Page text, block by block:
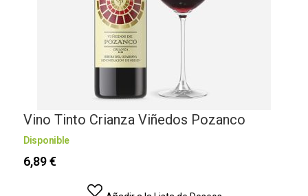
Vino Tinto Crianza Viñedos Pozanco
Disponible
6,89 €